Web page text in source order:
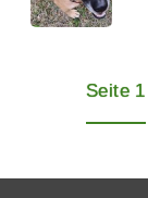
Seite 1